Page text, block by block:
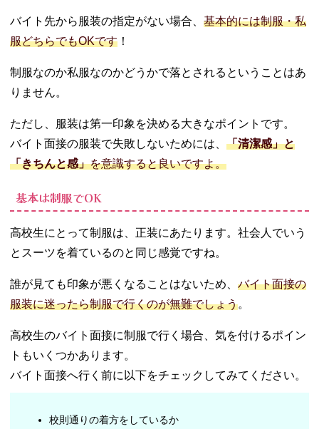
− ビッグサ
イズのパー
ツ
− サンダ
目立つ靴
− 露出が多
い服装
ンにぴった
りフィット
05. バイトの職種
に合わせた服装
− 飲食店
− アパレル
− コンビ
ニ・スーパ
ー
− ホテル・
ブライダル
06. 高校生が知り
バイト先から服装の指定がない場合、 基本的には制服・私
服どちらでもOKです ！
制服なのか私服なのかどうかで落とされるということはあ
りません。
ただし、服装は第一印象を決める大きなポイントです。
バイト面接の服装で失敗しないためには、 「清潔感」と
「きちんと感」を意識すると良いですよ。
基本は制服でOK
高校生にとって制服は、正装にあたります。社会人でいう
とスーツを着ているのと同じ感覚ですね。
誰が見ても印象が悪くなることはないため、 バイト面接の
服装に迷ったら制服で行くのが無難でしょう。
高校生のバイト面接に制服で行く場合、気を付けるポイン
トもいくつかあります。
バイト面接へ行く前に以下をチェックしてみてください。
校則通りの着方をしているか